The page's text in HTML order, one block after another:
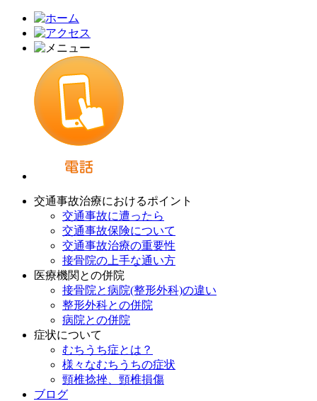
交通事故治療におけるポイント
交通事故に遭ったら
交通事故保険について
交通事故治療の重要性
接骨院の上手な通い方
医療機関との併院
接骨院と病院(整形外科)の違い
整形外科との併院
病院との併院
症状について
むちうち症とは？
様々なむちうちの症状
頸椎捻挫、頸椎損傷
ブログ